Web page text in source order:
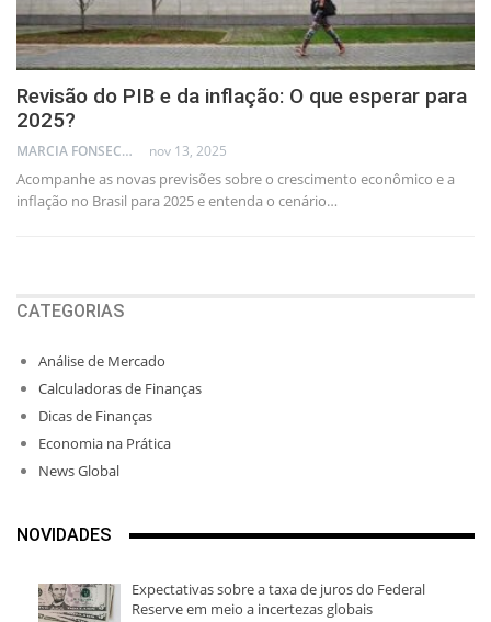
Revisão do PIB e da inflação: O que esperar para
2025?
MARCIA FONSECA - FINANCIAL CONSULTANT nov 13, 2025
Acompanhe as novas previsões sobre o crescimento econômico e a
inflação no Brasil para 2025 e entenda o cenário…
CATEGORIAS
Análise de Mercado
Calculadoras de Finanças
Dicas de Finanças
Economia na Prática
News Global
NOVIDADES
Expectativas sobre a taxa de juros do Federal
Reserve em meio a incertezas globais